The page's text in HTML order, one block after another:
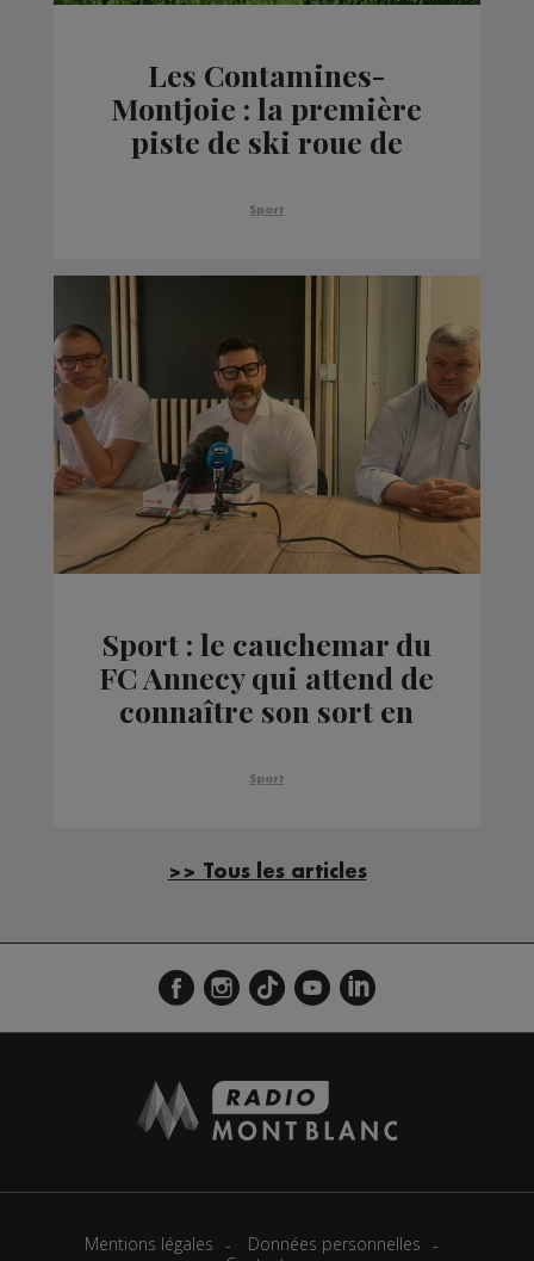
Les Contamines-
Montjoie : la première
piste de ski roue de
inaugurée
Sport
Sport : le cauchemar du
FC Annecy qui attend de
connaître son sort en
Sport
>> Tous les articles
Mentions légales
Données personnelles